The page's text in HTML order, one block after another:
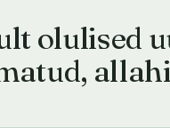
olulised